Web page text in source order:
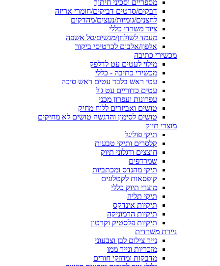
מספריים וסכיני חיתוך
דבקים/סרטים דביקים/חומרי אריזה
לחצנים/גומיות/נעצים/מהדקים
ציוד משרדי כללי
מעמד לשולחן/מגשים/סל אשפה
אלפון/אלבום לכרטיסי ביקור
מכשירי כתיבה
מילוי לעטים עט לדלפק
מכשירי כתיבה - כללי
עטי ראש בלבד עטים ראש סיכה
עטים כדוריים עט ג'ל
עפרונות ועפרון מכני
טושים ואביזרים ללוח מחיק
טושים לסימון והדגשה טושים לא מחיקים
מוצרי תיוק
תיקי פוליגל
קלסרים ותיקי טבעות
חוצצים ודגלוני תיוק
שמרדפים
תיקי מהנדס ומכתביות
קופסאות לקטלוגים
מוצרי תיוק כללי
תיקי תליה
תיקיות אינדקס
תיקיות הרמוניקה
תיקיות פלסטיק וקרטון
ניירת משרדית
נייר צילום לבן וצבעוני
מזכריות ונייר ממו
מדבקות ומחזקי חורים